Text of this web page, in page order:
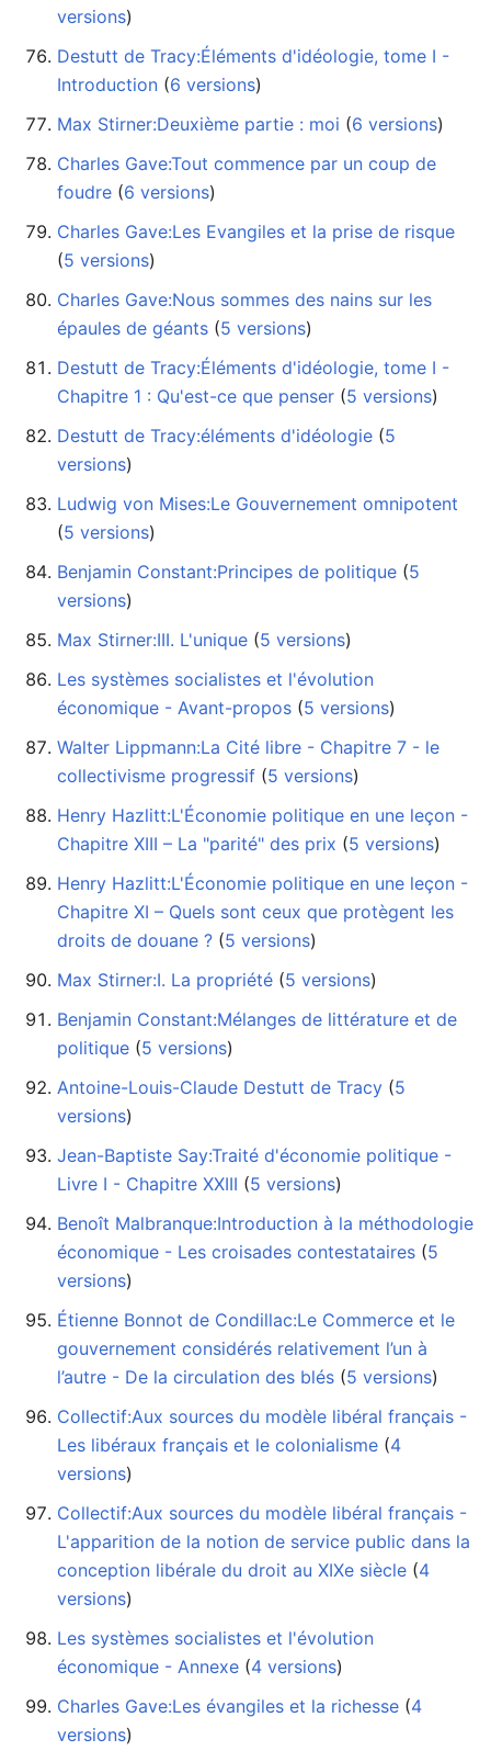
versions)
Destutt de Tracy:Éléments d'idéologie, tome I -
Introduction ‏‎ (6 versions)
Max Stirner:Deuxième partie : moi ‏‎ (6 versions)
Charles Gave:Tout commence par un coup de
foudre ‏‎ (6 versions)
Charles Gave:Les Evangiles et la prise de risque
(5 versions)
Charles Gave:Nous sommes des nains sur les
épaules de géants ‏‎ (5 versions)
Destutt de Tracy:Éléments d'idéologie, tome I -
Chapitre 1 : Qu'est-ce que penser ‏‎ (5 versions)
Destutt de Tracy:éléments d'idéologie ‏‎ (5
versions)
Ludwig von Mises:Le Gouvernement omnipotent
(5 versions)
Benjamin Constant:Principes de politique ‏‎ (5
versions)
Max Stirner:III. L'unique ‏‎ (5 versions)
Les systèmes socialistes et l'évolution
économique - Avant-propos ‏‎ (5 versions)
Walter Lippmann:La Cité libre - Chapitre 7 - le
collectivisme progressif ‏‎ (5 versions)
Henry Hazlitt:L'Économie politique en une leçon -
Chapitre XIII – La "parité" des prix ‏‎ (5 versions)
Henry Hazlitt:L'Économie politique en une leçon -
Chapitre XI – Quels sont ceux que protègent les
droits de douane ? ‏‎ (5 versions)
Max Stirner:I. La propriété ‏‎ (5 versions)
Benjamin Constant:Mélanges de littérature et de
politique ‏‎ (5 versions)
Antoine-Louis-Claude Destutt de Tracy ‏‎ (5
versions)
Jean-Baptiste Say:Traité d'économie politique -
Livre I - Chapitre XXIII ‏‎ (5 versions)
Benoît Malbranque:Introduction à la méthodologie
économique - Les croisades contestataires ‏‎ (5
versions)
Étienne Bonnot de Condillac:Le Commerce et le
gouvernement considérés relativement l’un à
l’autre - De la circulation des blés ‏‎ (5 versions)
Collectif:Aux sources du modèle libéral français -
Les libéraux français et le colonialisme ‏‎ (4
versions)
Collectif:Aux sources du modèle libéral français -
L'apparition de la notion de service public dans la
conception libérale du droit au XIXe siècle ‏‎ (4
versions)
Les systèmes socialistes et l'évolution
économique - Annexe ‏‎ (4 versions)
Charles Gave:Les évangiles et la richesse ‏‎ (4
versions)